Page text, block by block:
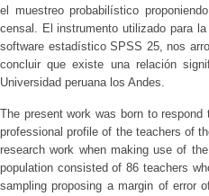
el muestreo probabilístico
censal. El instrumento utilizado para
software estadístico SPSS 25, nos
concluir que existe una relación
Universidad peruana los Andes.
The present work was born to
professional profile of the teachers of
research work when making use of
population consisted of 86 teachers
sampling proposing a margin of error